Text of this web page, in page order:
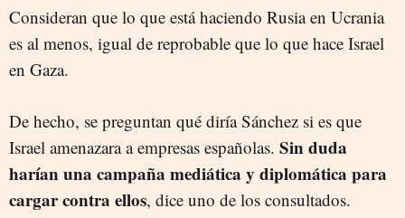
Consideran que lo que está haciendo Rusia en Ucrania
es al menos, igual de reprobable que lo que hace Israel
en Gaza.
De hecho, se preguntan qué diría Sánchez si es que
Israel amenazara a empresas españolas. Sin duda
harían una campaña mediática y diplomática para
cargar contra ellos, dice uno de los consultados.